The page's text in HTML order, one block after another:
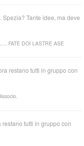
Tante idee, ma deve
FATE DOI LASTRE ASE
restano tutti in gruppo con
tutti in gruppo con